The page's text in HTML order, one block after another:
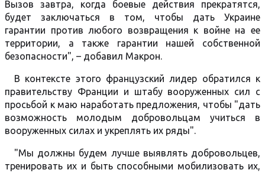
Вызов завтра, когда боевые действия прекратятся,
будет заключаться в том, чтобы дать Украине
гарантии против любого возвращения к войне на ее
территории, а также гарантии нашей собственной
безопасности", – добавил Макрон.
В контексте этого французский лидер обратился к
правительству Франции и штабу вооруженных сил с
просьбой к маю наработать предложения, чтобы "дать
возможность молодым добровольцам учиться в
вооруженных силах и укреплять их ряды".
"Мы должны будем лучше выявлять добровольцев,
тренировать их и быть способными мобилизовать их,